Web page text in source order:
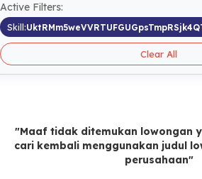
Active Filters:
Skill:
Clear All
"Maaf tidak ditemukan lowongan
cari kembali menggunakan judul
perusahaan"